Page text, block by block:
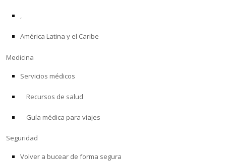
Tienda
SEGURIDAD
INVESTIGACIÓN
PROGRAMAS PROFESIONALES
,
América Latina y el Caribe
Medicina
Servicios médicos
Recursos de salud
Guía médica para viajes
Seguridad
Volver a bucear de forma segura